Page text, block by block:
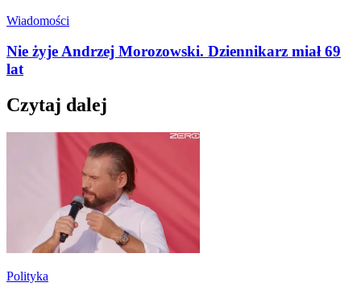
Wiadomości
Nie żyje Andrzej Morozowski. Dziennikarz miał 69
lat
Czytaj dalej
Polityka